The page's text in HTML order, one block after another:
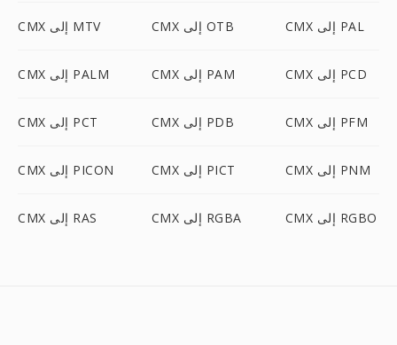
CMX إلى MTV CMX إلى OTB CMX إلى PAL
CMX إلى PALM CMX إلى PAM CMX إلى PCD
CMX إلى PCT CMX إلى PDB CMX إلى PFM
CMX إلى PICON CMX إلى PICT CMX إلى PNM
CMX إلى RAS CMX إلى RGBA CMX إلى RGBO